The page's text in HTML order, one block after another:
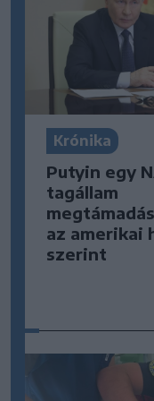
Krónika
Putyin egy
tagállam
az amerikai
szerint